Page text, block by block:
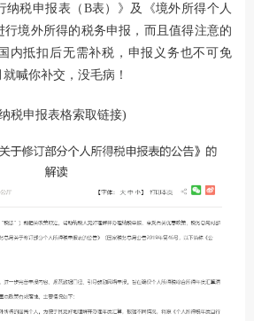
纳税申报表（B表）》及《境外所得个人
行境外所得的税务申报，而且值得注意的
内抵扣后无需补税，申报义务也不可免
喊你补交，没毛病！
税申报表格索取链接)